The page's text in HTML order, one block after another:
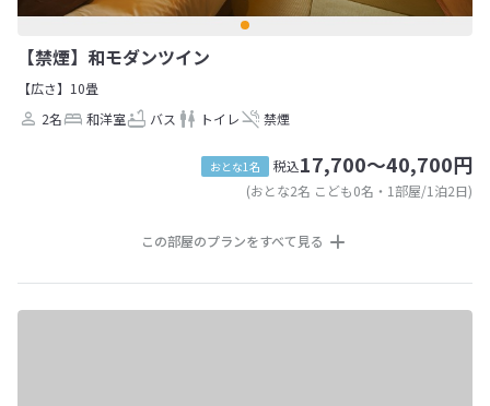
【禁煙】和モダンツイン
【広さ】10畳
2名
和洋室 バス トイレ 禁煙
おとな1名 税込17,700～40,700円
(おとな2名 こども0名・1部屋/1泊2日)
この部屋のプランをすべて見る